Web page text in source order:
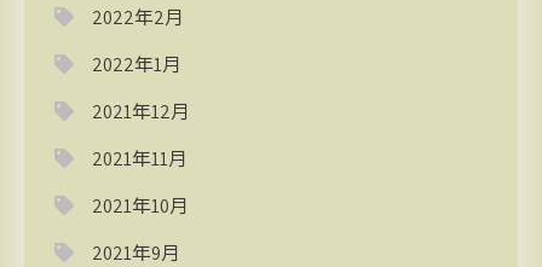
2022年2月
2022年1月
2021年12月
2021年11月
2021年10月
2021年9月